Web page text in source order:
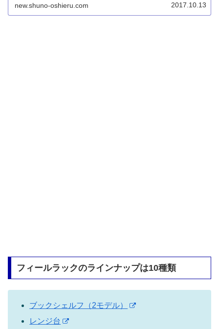
new.shuno-oshieru.com 2017.10.13
フィールラックのラインナップは10種類
ブックシェルフ（2モデル）
レンジ台